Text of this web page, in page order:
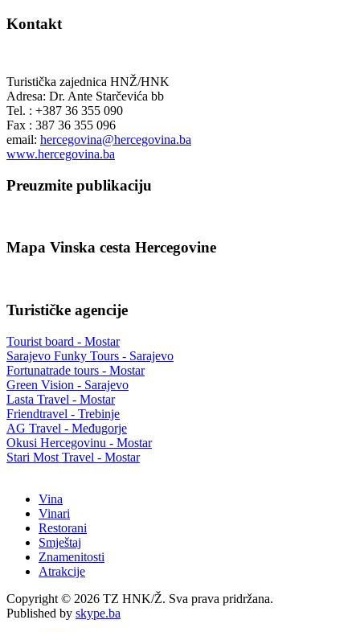
Kontakt
Turistička zajednica HNŽ/HNK
Adresa: Dr. Ante Starčevića bb
Tel. : +387 36 355 090
Fax : 387 36 355 096
email: hercegovina@hercegovina.ba
www.hercegovina.ba
Preuzmite publikaciju
Mapa Vinska cesta Hercegovine
Turističke agencije
Tourist board - Mostar
Sarajevo Funky Tours - Sarajevo
Fortunatrade tours - Mostar
Green Vision - Sarajevo
Lasta Travel - Mostar
Friendtravel - Trebinje
AG Travel - Međugorje
Okusi Hercegovinu - Mostar
Stari Most Travel - Mostar
Vina
Vinari
Restorani
Smještaj
Znamenitosti
Atrakcije
Copyright © 2026 TZ HNK/Ž. Sva prava pridržana.
Published by skype.ba